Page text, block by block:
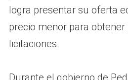
logra presentar su oferta
precio menor para
licitaciones.
Durante el gobierno de